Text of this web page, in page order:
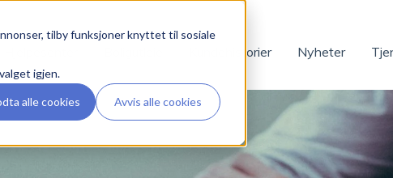
tilby funksjoner knyttet til sosiale
igjen.
alle cookies Avvis alle cookies
Kundehistorier Nyheter